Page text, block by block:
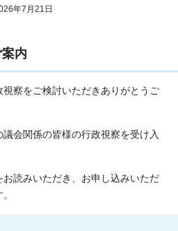
年7月21日
内
察をご検討いただきありがとうご
会関係の皆様の行政視察を受け入
読みいただき、お申し込みいただ